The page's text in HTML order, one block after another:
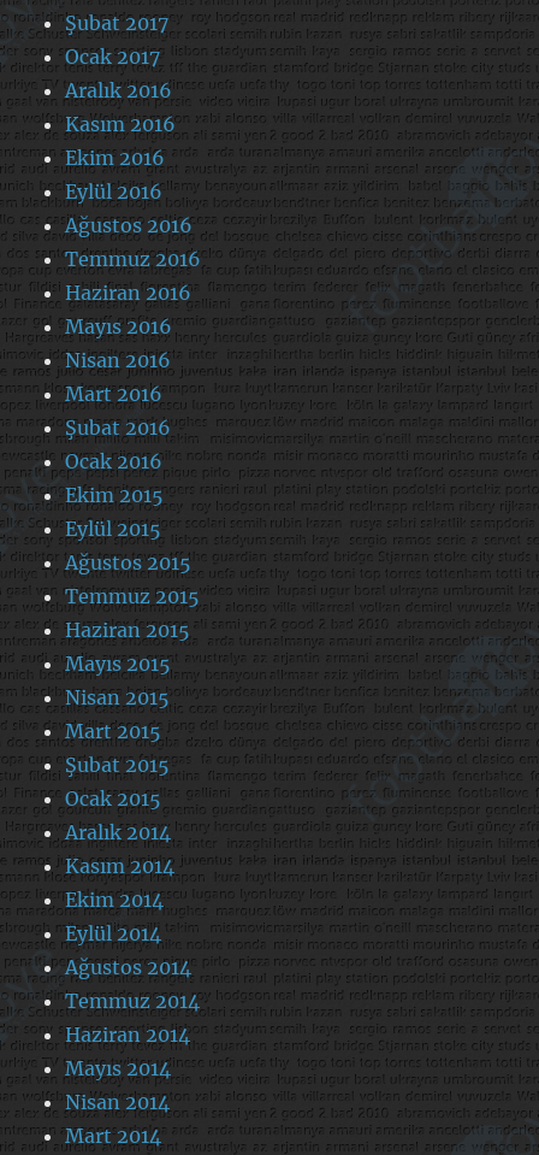
Şubat 2017
Ocak 2017
Aralık 2016
Kasım 2016
Ekim 2016
Eylül 2016
Ağustos 2016
Temmuz 2016
Haziran 2016
Mayıs 2016
Nisan 2016
Mart 2016
Şubat 2016
Ocak 2016
Ekim 2015
Eylül 2015
Ağustos 2015
Temmuz 2015
Haziran 2015
Mayıs 2015
Nisan 2015
Mart 2015
Şubat 2015
Ocak 2015
Aralık 2014
Kasım 2014
Ekim 2014
Eylül 2014
Ağustos 2014
Temmuz 2014
Haziran 2014
Mayıs 2014
Nisan 2014
Mart 2014